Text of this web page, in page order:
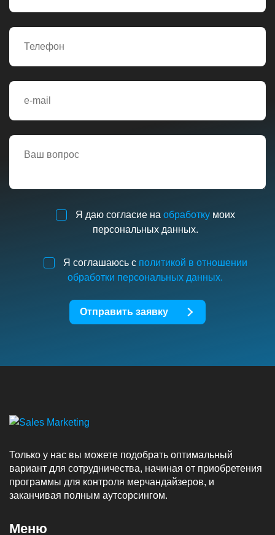
Я даю согласие на обработкумоих
персональных данных.
Я соглашаюсь с политикой в отношении
обработки персональных данных.
Отправить заявку
Только у нас вы можете подобрать оптимальный
вариант для сотрудничества, начиная от приобретения
программы для контроля мерчандайзеров, и
заканчивая полным аутсорсингом.
Меню